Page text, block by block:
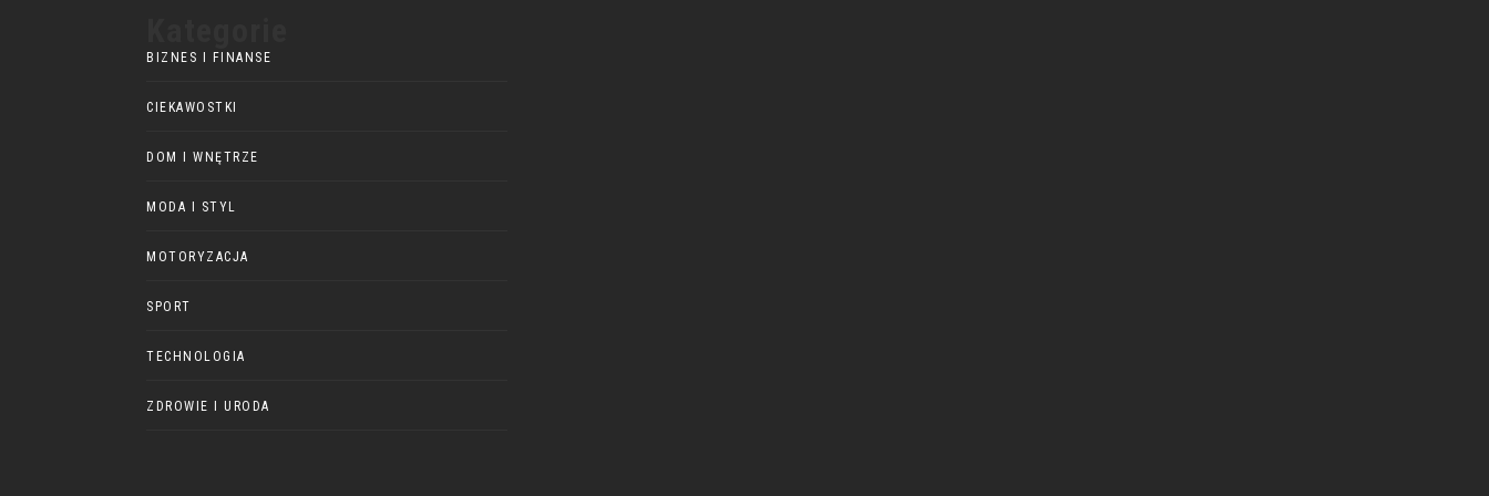
BIZNES I FINANSE
CIEKAWOSTKI
DOM I WNĘTRZE
MODA I STYL
MOTORYZACJA
SPORT
TECHNOLOGIA
ZDROWIE I URODA